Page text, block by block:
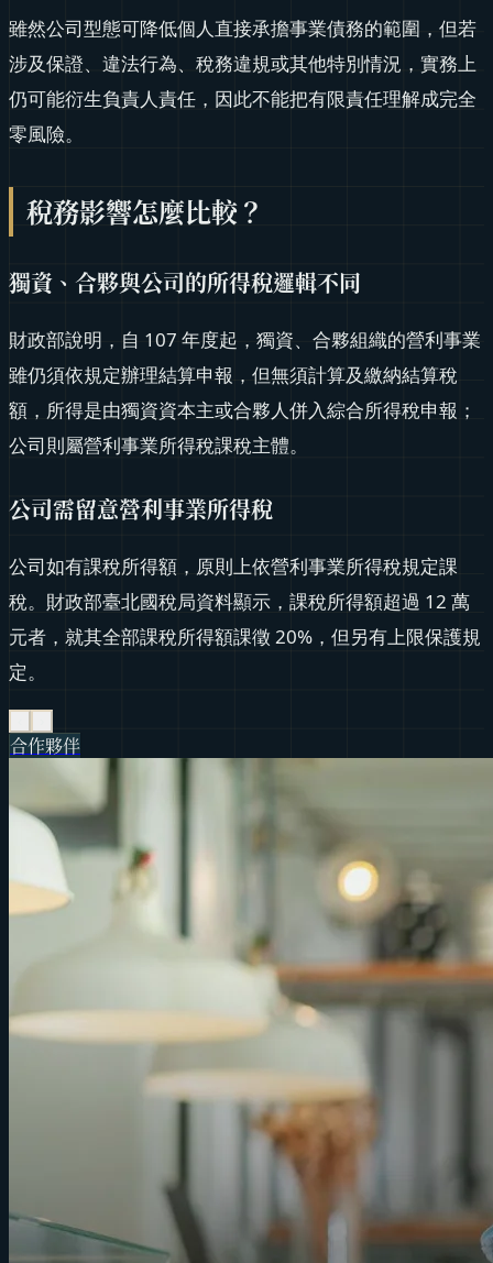
雖然公司型態可降低個人直接承擔事業債務的範圍，但若
涉及保證、違法行為、稅務違規或其他特別情況，實務上
仍可能衍生負責人責任，因此不能把有限責任理解成完全
零風險。
稅務影響怎麼比較？
獨資、合夥與公司的所得稅邏輯不同
財政部說明，自 107 年度起，獨資、合夥組織的營利事業
雖仍須依規定辦理結算申報，但無須計算及繳納結算稅
額，所得是由獨資資本主或合夥人併入綜合所得稅申報；
公司則屬營利事業所得稅課稅主體。
公司需留意營利事業所得稅
公司如有課稅所得額，原則上依營利事業所得稅規定課
稅。財政部臺北國稅局資料顯示，課稅所得額超過 12 萬
元者，就其全部課稅所得額課徵 20%，但另有上限保護規
定。
合作夥伴